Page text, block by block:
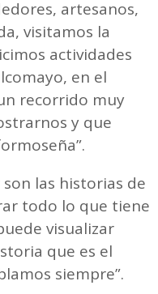
artesanos,
visitamos la
actividades
en el
recorrido muy
y que
las historias de
todo lo que tiene
visualizar
que es el
siempre”.